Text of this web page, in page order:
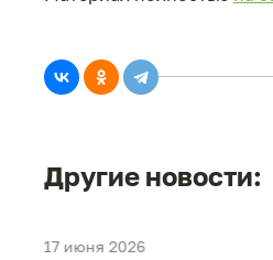
Другие новости:
17 июня 2026